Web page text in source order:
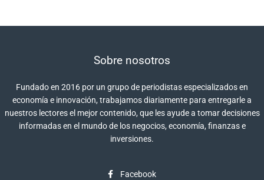
Sobre nosotros
Fundado en 2016 por un grupo de periodistas especializados en
economía e innovación, trabajamos diariamente para entregarle a
nuestros lectores el mejor contenido, que les ayude a tomar decisiones
informadas en el mundo de los negocios, economía, finanzas e
inversiones.
Facebook